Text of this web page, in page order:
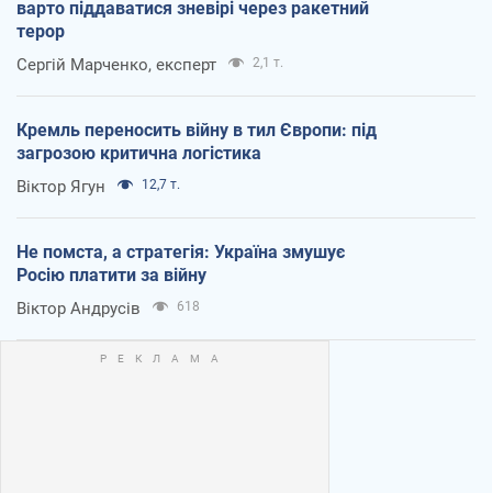
варто піддаватися зневірі через ракетний
терор
Сергій Марченко, експерт 2,1 т.
Кремль переносить війну в тил Європи: під
загрозою критична логістика
Віктор Ягун 12,7 т.
Не помста, а стратегія: Україна змушує
Росію платити за війну
Віктор Андрусів 618